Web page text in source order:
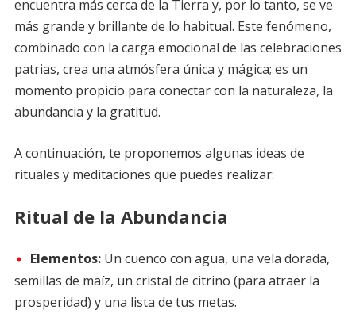
encuentra más cerca de la Tierra y, por lo tanto, se ve
más grande y brillante de lo habitual. Este fenómeno,
combinado con la carga emocional de las celebraciones
patrias, crea una atmósfera única y mágica; es un
momento propicio para conectar con la naturaleza, la
abundancia y la gratitud.
A continuación, te proponemos algunas ideas de
rituales y meditaciones que puedes realizar:
Ritual de la Abundancia
Elementos:Un cuenco con agua, una vela dorada,
semillas de maíz, un cristal de citrino (para atraer la
prosperidad) y una lista de tus metas.